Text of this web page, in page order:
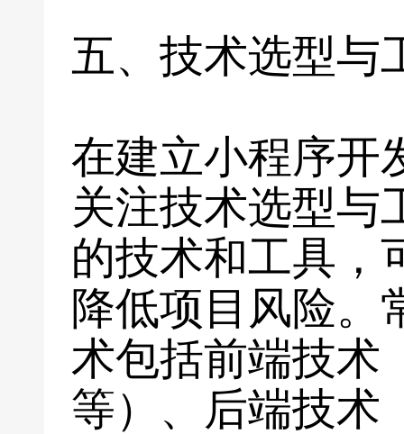
五、技术选型与
在建立小程序开
关注技术选型与
的技术和工具，
降低项目风险。
术包括前端技术
等）、后端技术